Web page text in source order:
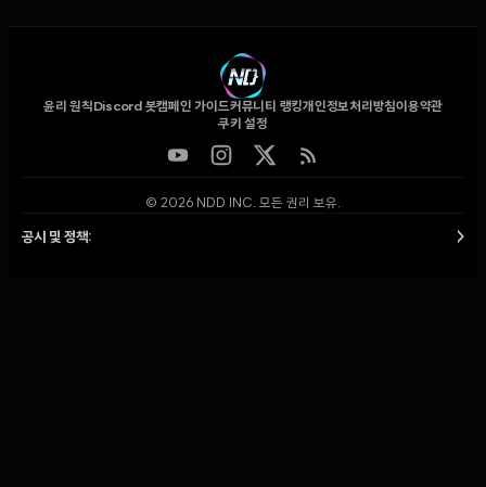
윤리 원칙 Discord 봇캠페인 가이드커뮤니티 랭킹개인정보처리방침이용약관
쿠키 설정
공시 및 정책: >
© 2026 NDD INC. 모든 권리 보유.